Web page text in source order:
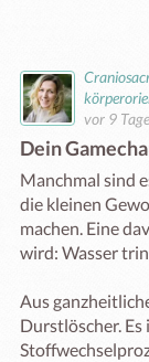
vor 9
Dein
Manchmal sind
die kleinen
machen. Eine
wird: Wasser
Aus
Durstlöscher.